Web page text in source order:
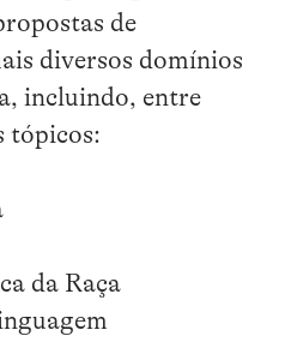
de
diversos domínios
incluindo, entre
tópicos:
da Raça